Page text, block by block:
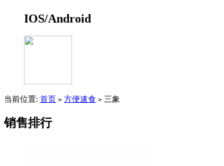
IOS/Android
当前位置: 首页 > 方便速食 > 三象
销售排行